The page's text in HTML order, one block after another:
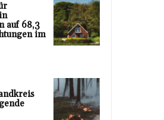
auf 68,3
im